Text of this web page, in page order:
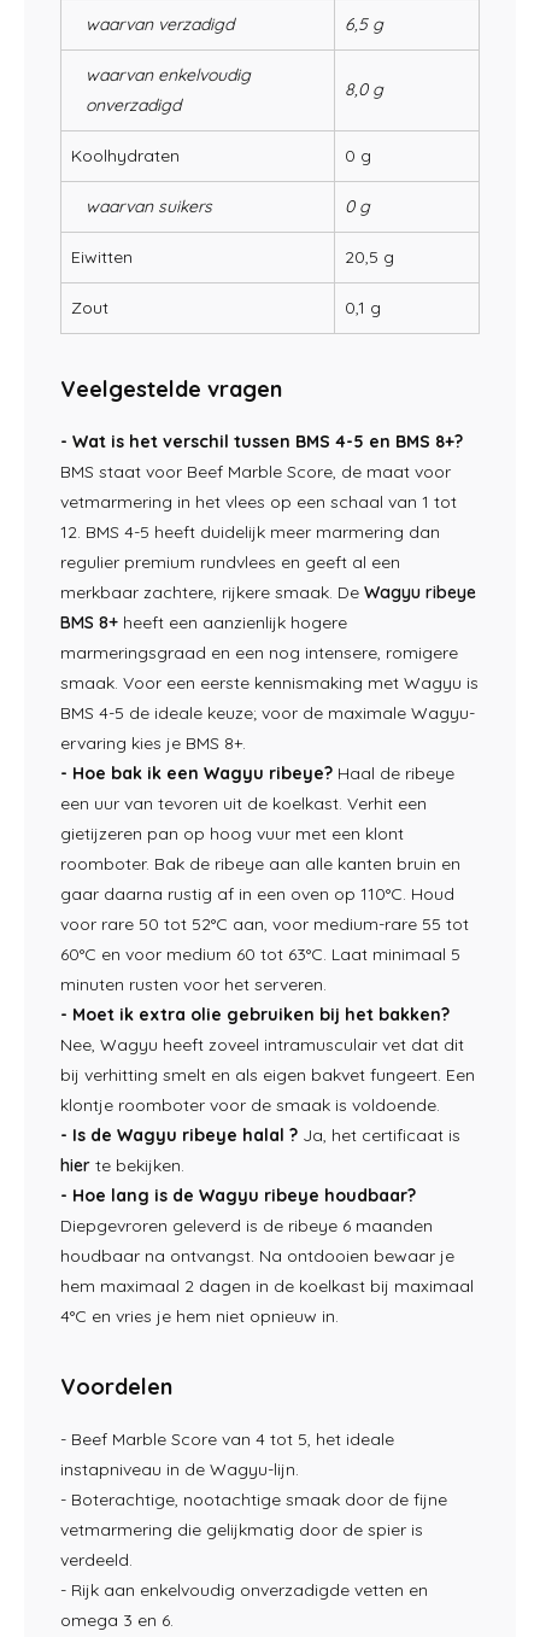
waarvan verzadigd 6,5 g
waarvan enkelvoudig
onverzadigd
8,0 g
Koolhydraten 0 g
waarvan suikers 0 g
Eiwitten 20,5 g
Zout 0,1 g
Veelgestelde vragen
- Wat is het verschil tussen BMS 4-5 en BMS 8+?
BMS staat voor Beef Marble Score, de maat voor
vetmarmering in het vlees op een schaal van 1 tot
12. BMS 4-5 heeft duidelijk meer marmering dan
regulier premium rundvlees en geeft al een
merkbaar zachtere, rijkere smaak. De Wagyu ribeye
BMS 8+ heeft een aanzienlijk hogere
marmeringsgraad en een nog intensere, romigere
smaak. Voor een eerste kennismaking met Wagyu is
BMS 4-5 de ideale keuze; voor de maximale Wagyu-
ervaring kies je BMS 8+.
- Hoe bak ik een Wagyu ribeye? Haal de ribeye
een uur van tevoren uit de koelkast. Verhit een
gietijzeren pan op hoog vuur met een klont
roomboter. Bak de ribeye aan alle kanten bruin en
gaar daarna rustig af in een oven op 110°C. Houd
voor rare 50 tot 52°C aan, voor medium-rare 55 tot
60°C en voor medium 60 tot 63°C. Laat minimaal 5
minuten rusten voor het serveren.
- Moet ik extra olie gebruiken bij het bakken?
Nee, Wagyu heeft zoveel intramusculair vet dat dit
bij verhitting smelt en als eigen bakvet fungeert. Een
klontje roomboter voor de smaak is voldoende.
- Is de Wagyu ribeye halal ? Ja, het certificaat is
hier te bekijken.
- Hoe lang is de Wagyu ribeye houdbaar?
Diepgevroren geleverd is de ribeye 6 maanden
houdbaar na ontvangst. Na ontdooien bewaar je
hem maximaal 2 dagen in de koelkast bij maximaal
4°C en vries je hem niet opnieuw in.
Voordelen
- Beef Marble Score van 4 tot 5, het ideale
instapniveau in de Wagyu-lijn.
- Boterachtige, nootachtige smaak door de fijne
vetmarmering die gelijkmatig door de spier is
verdeeld.
- Rijk aan enkelvoudig onverzadigde vetten en
omega 3 en 6.